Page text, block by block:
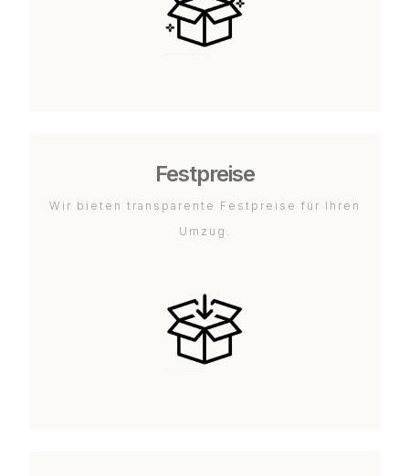
Festpreise
Wir bieten transparente Festpreise für Ihren
Umzug.